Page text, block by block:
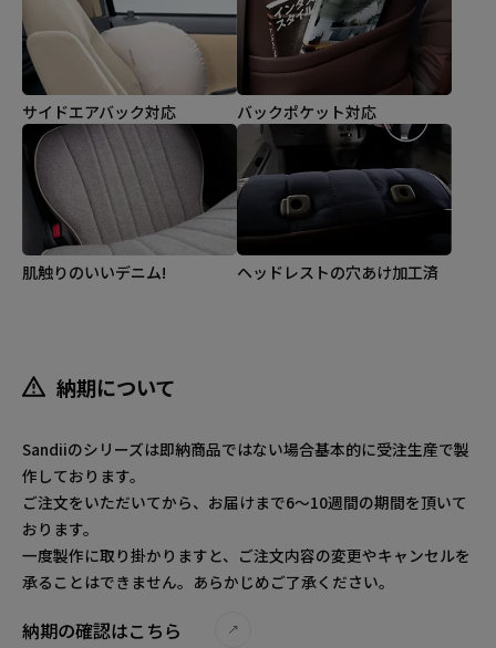
サイドエアバック対応 バックポケット対応
肌触りのいいデニム! ヘッドレストの穴あけ加工済
納期について
Sandiiのシリーズは即納商品ではない場合基本的に受注生産で製
作しております。
ご注文をいただいてから、お届けまで6～10週間の期間を頂いて
おります。
一度製作に取り掛かりますと、ご注文内容の変更やキャンセルを
承ることはできません。あらかじめご了承ください。
納期の確認はこちら